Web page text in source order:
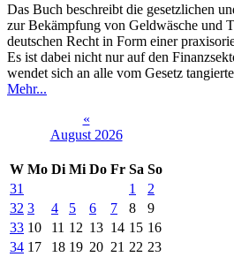
Das Buch beschreibt die gesetzlichen
zur Bekämpfung von Geldwäsche und
deutschen Recht in Form einer
Es ist dabei nicht nur auf den
wendet sich an alle vom Gesetz
Mehr...
«
August 2026
W Mo Di Mi Do Fr Sa So
31
1
2
32 3 4 5 6 7 8
9
33 10 11 12 13 14 15 16
34 17 18 19 20 21 22 23